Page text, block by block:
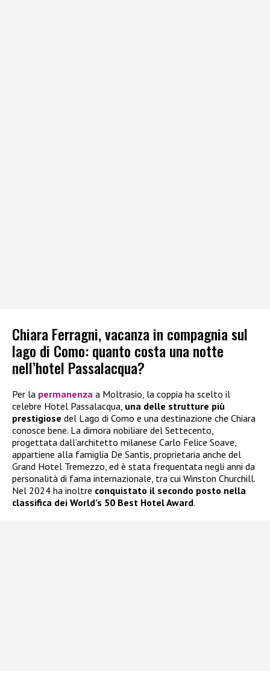
Chiara Ferragni, vacanza in compagnia sul
lago di Como: quanto costa una notte
nell’hotel Passalacqua?
Per la permanenza a Moltrasio, la coppia ha scelto il
celebre Hotel Passalacqua, una delle strutture più
prestigiose del Lago di Como e una destinazione che Chiara
conosce bene. La dimora nobiliare del Settecento,
progettata dall’architetto milanese Carlo Felice Soave,
appartiene alla famiglia De Santis, proprietaria anche del
Grand Hotel Tremezzo, ed è stata frequentata negli anni da
personalità di fama internazionale, tra cui Winston Churchill.
Nel 2024 ha inoltre conquistato il secondo posto nella
classifica dei World’s 50 Best Hotel Award.